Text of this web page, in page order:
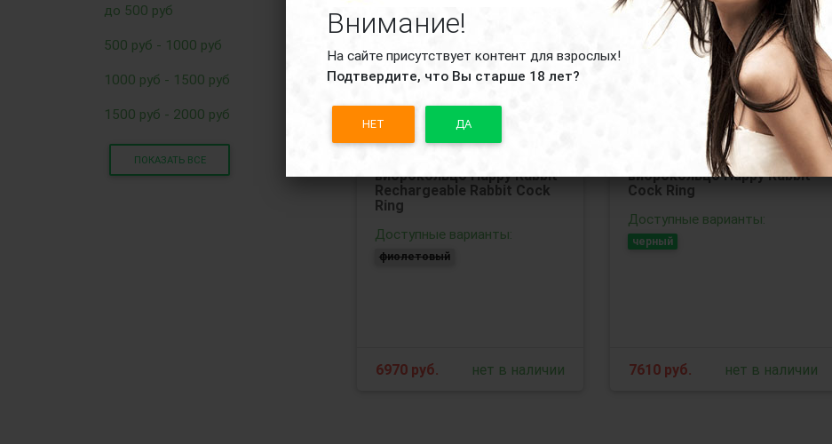
Внимание!
На сайте присутствует контент для взрослых!
Подтвердите, что Вы старше 18 лет?
НЕТ ДА
до 500 руб
500 руб - 1000 руб
1000 руб - 1500 руб
1500 руб - 2000 руб
ПОКАЗАТЬ ВСЕ
виброкольцо Happy Rabbit
Rechargeable Rabbit Cock
Ring
Доступные варианты:
фиолетовый
6970 руб. нет в наличии
Код товара: 73137
Черное эрекционное
виброкольцо Happy Rabbit
Cock Ring
Доступные варианты:
черный
7610руб. нет в наличии